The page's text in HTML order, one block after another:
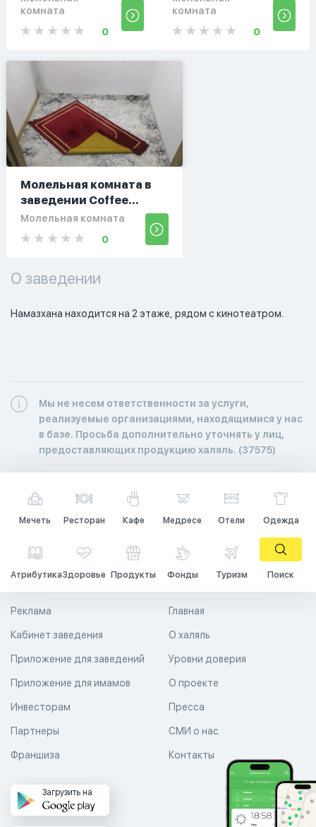
комната
0
комната
0
Молельная комната в
заведении Coffee...
Молельная комната
0
О заведении
Намазхана находится на 2 этаже, рядом с кинотеатром.
Мы не несем ответственности за услуги,
реализуемые организациями, находящимися у нас
в базе. Просьба дополнительно уточнять у лиц,
предоставляющих продукцию халяль. (37575)
Мечеть Ресторан Кафе Медресе Отели Одежда
АтрибутикаЗдоровье Продукты Фонды Туризм Поиск
Главная
О халяль
Уровни доверия
Реклама
Кабинет заведения
Приложение для заведений
Приложение для имамов О проекте
Пресса
СМИ о нас
Контакты
Инвесторам
Партнеры
Франшиза
Загрузить на